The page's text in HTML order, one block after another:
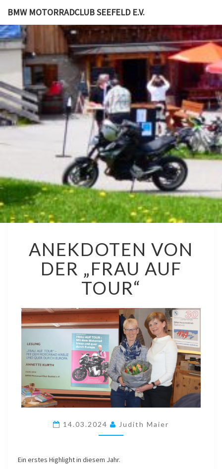
BMW MOTORRADCLUB SEEFELD E.V.
VON
DER
„FRAU
AUF
TOUR“
ANEKDOTEN VON
DER „FRAU AUF
TOUR“
14.03.2024 Judith Maier
Ein erstes Highlight in diesem Jahr.